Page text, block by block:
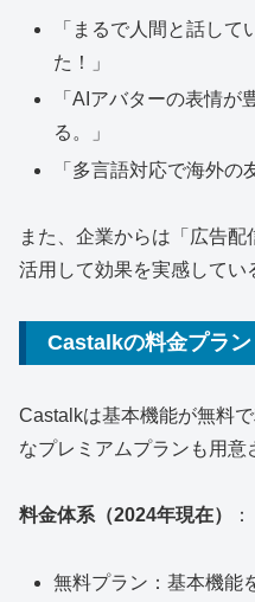
「まるで人間と話し
た！」
「AIアバターの表情
る。」
「多言語対応で海外の
また、企業からは「広告
活用して効果を実感してい
Castalkの料金プラン
Castalkは基本機能が無料
なプレミアムプランも用意
料金体系（2024年現在） ：
無料プラン：基本機能